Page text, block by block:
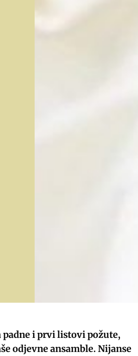
i prvi listovi požute,
odjevne ansamble. Nijanse